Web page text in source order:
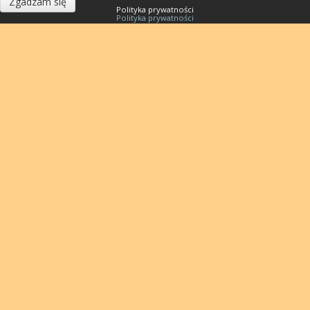
Polityka prywatności
Polityka prywatności